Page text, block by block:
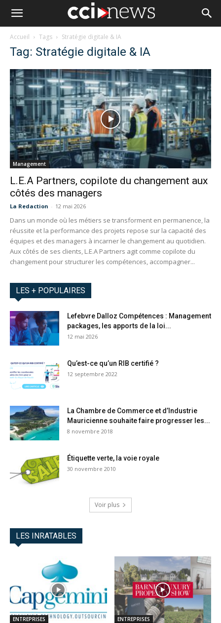
Accueil Tags Stratégie digitale & IA
Tag: Stratégie digitale & IA
Management
L.E.A Partners, copilote du changement aux
côtés des managers
La Redaction - 12 mai 2026
Dans un monde où les métiers se transforment en permanence, la
réussite et la performance des projets repose sur la capacité des
équipes et des managers à incarner le changement au quotidien.
Aux côtés de ses clients, L.E.A Partners agit comme copilote du
changement pour structurer les compétences, accompagner...
LES + POPULAIRES
Lefebvre Dalloz Compétences : Management
packages, les apports de la loi...
12 mai 2026
Qu’est-ce qu’un RIB certifié ?
12 septembre 2022
La Chambre de Commerce et d’Industrie
Mauricienne souhaite faire progresser les...
8 novembre 2018
Étiquette verte, la voie royale
30 novembre 2010
Voir plus
LES INRATABLES
ENTREPRISES ENTREPRISES